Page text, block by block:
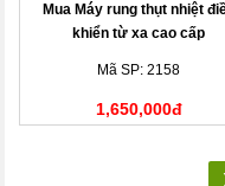
Mua Máy rung thụt nhiệt
khiển từ xa cao cấp
Mã SP: 2158
1,650,000đ